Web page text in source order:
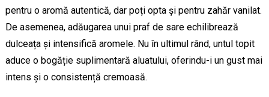
pentru o aromă autentică, dar poți opta și pentru zahăr vanilat.
De asemenea, adăugarea unui praf de sare echilibrează
dulceața și intensifică aromele. Nu în ultimul rând, untul topit
aduce o bogăție suplimentară aluatului, oferindu-i un gust mai
intens și o consistență cremoasă.